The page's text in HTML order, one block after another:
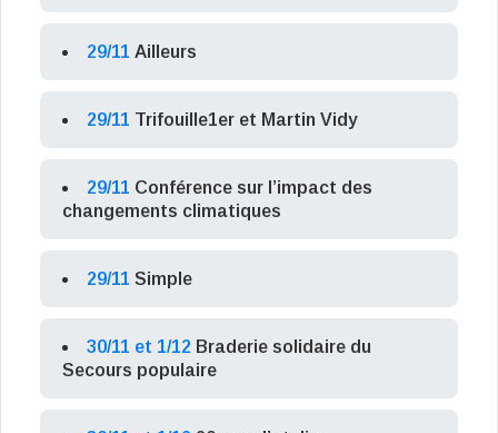
29/11 Ailleurs
29/11 Trifouille1er et Martin Vidy
29/11 Conférence sur l’impact des
changements climatiques
29/11 Simple
30/11 et 1/12 Braderie solidaire du
Secours populaire